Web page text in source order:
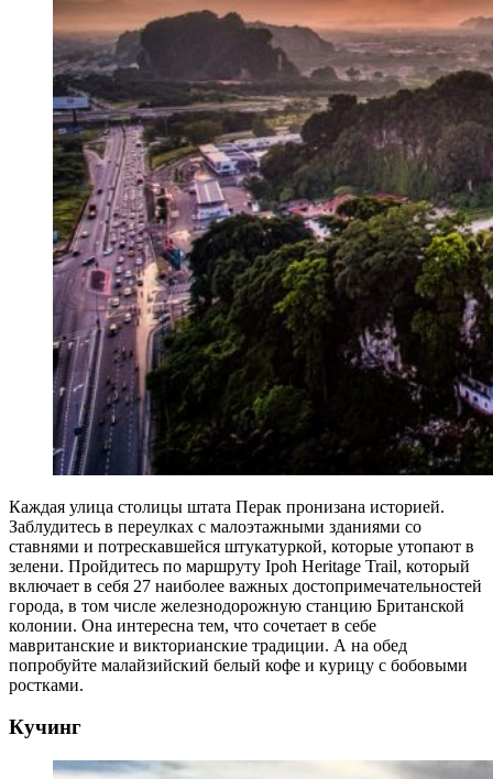
Каждая улица столицы штата Перак пронизана историей.
Заблудитесь в переулках с малоэтажными зданиями со
ставнями и потрескавшейся штукатуркой, которые утопают в
зелени. Пройдитесь по маршруту Ipoh Heritage Trail, который
включает в себя 27 наиболее важных достопримечательностей
города, в том числе железнодорожную станцию Британской
колонии. Она интересна тем, что сочетает в себе
мавританские и викторианские традиции. А на обед
попробуйте малайзийский белый кофе и курицу с бобовыми
ростками.
Кучинг